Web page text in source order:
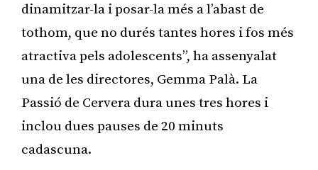
dinamitzar-la i posar-la més a l’abast de
tothom, que no durés tantes hores i fos més
atractiva pels adolescents”, ha assenyalat
una de les directores, Gemma Palà. La
Passió de Cervera dura unes tres hores i
inclou dues pauses de 20 minuts
cadascuna.